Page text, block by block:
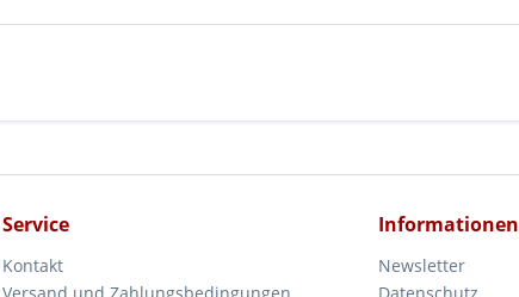
Service
Kontakt
Informationen
Newsletter